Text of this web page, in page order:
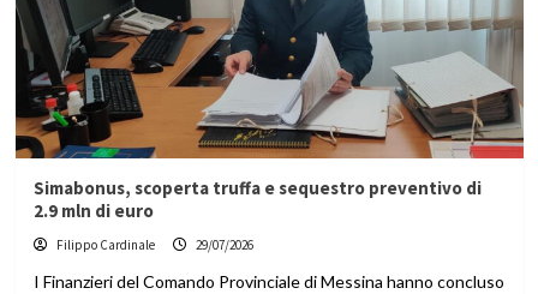
Simabonus, scoperta truffa e sequestro preventivo di
2.9 mln di euro
Filippo Cardinale 29/07/2026
I Finanzieri del Comando Provinciale di Messina hanno concluso